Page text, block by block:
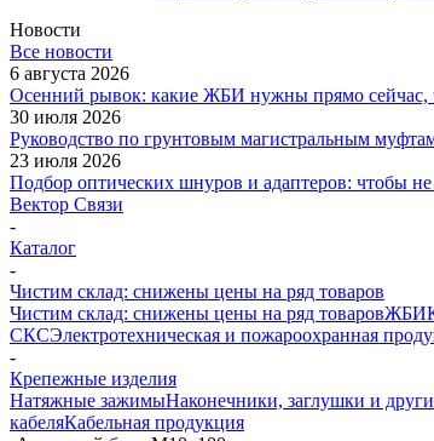
Новости
Все новости
6 августа 2026
Осенний рывок: какие ЖБИ нужны прямо сейчас,
30 июля 2026
Руководство по грунтовым магистральным
23 июля 2026
Подбор оптических шнуров и адаптеров: чтобы
Вектор Связи
-
Каталог
-
Чистим склад: снижены цены на ряд товаров
Чистим склад: снижены цены на ряд товаровЖБИ
СКСЭлектротехническая и пожароохранная
-
Крепежные изделия
Натяжные зажимыНаконечники, заглушки и
кабеляКабельная продукция